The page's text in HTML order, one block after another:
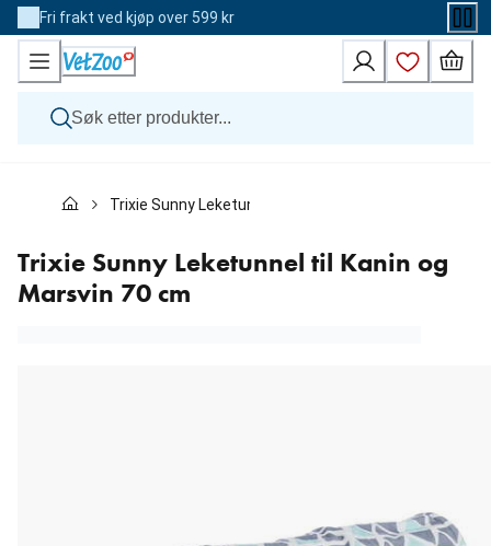
Skip
to
Content
Fri frakt ved kjøp over 599 kr
Katt
Andre dyr
Merker
Nyheter
Trixie Sunny Leketunnel til Kanin og Marsvin 70 cm
Trixie Sunny Leketunnel til Kanin og
Marsvin 70 cm